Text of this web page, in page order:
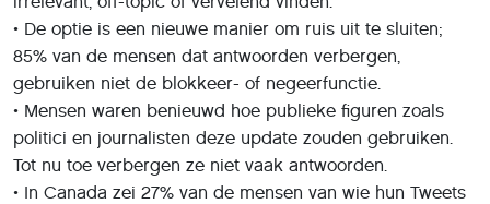
• De optie is een nieuwe manier om ruis uit te sluiten;
85% van de mensen dat antwoorden verbergen,
gebruiken niet de blokkeer- of negeerfunctie.
• Mensen waren benieuwd hoe publieke figuren zoals
politici en journalisten deze update zouden gebruiken.
Tot nu toe verbergen ze niet vaak antwoorden.
• In Canada zei 27% van de mensen van wie hun Tweets